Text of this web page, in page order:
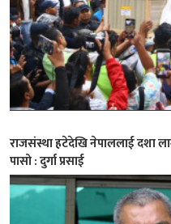
राजसंस्था हटेदेखि नेपाललाई दशा
पासो : दुर्गा प्रसाई